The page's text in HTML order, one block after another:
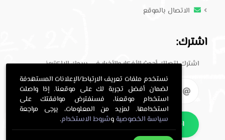
الاتصال بالموقع
اشترك:
اشترك لتصلك أحدث الأفكار والأخبار في بريدك الإلكتروني.
اشترك
نستخدم ملفات تعريف الارتباط/الإعلانات المستهدفة
لضمان أفضل تجربة لك على موقعنا. إذا واصلت
استخدام موقعنا، فسنفترض موافقتك على
استخدامها. لمزيد من المعلومات، يرجى مراجعة
سياسة الخصوصية وشروط الاستخدام.